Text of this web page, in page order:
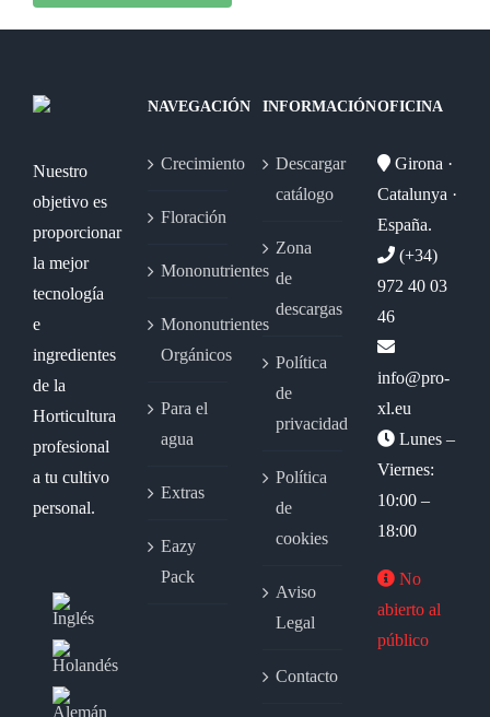
Nuestro
objetivo es
proporcionar
la mejor
tecnología
e
ingredientes
de la
Horticultura
profesional
a tu cultivo
personal.
NAVEGACIÓN
Crecimiento
Floración
Mononutrientes
Mononutrientes
Orgánicos
Para el
agua
Extras
Eazy
Pack
INFORMACIÓN
Descargar
catálogo
Zona
de
descargas
Política
de
privacidad
Política
de
cookies
Aviso
Legal
Contacto
OFICINA
Girona ·
Catalunya ·
España.
(+34)
972 40 03
46
info@pro-
xl.eu
Lunes –
Viernes:
10:00 –
18:00
No
abierto al
público